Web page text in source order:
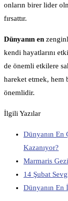
onların birer lider
fırsattır.
Dünyanın en
kendi hayatlarını
de önemli etkilere
hareket etmek, hem
önemlidir.
İlgili Yazılar
Dünyanın En
Kazanıyor?
Marmaris
14 Şubat
Dünyanın En